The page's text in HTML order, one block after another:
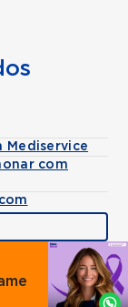
Mediservice
com
Agende
por
Whatsapp